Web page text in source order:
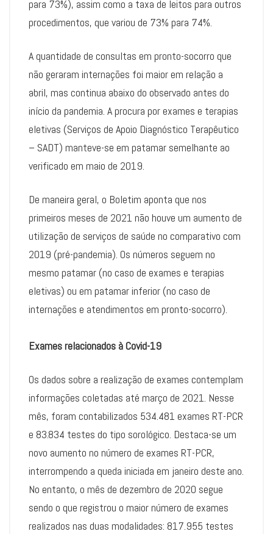
para 73%), assim como a taxa de leitos para outros
procedimentos, que variou de 73% para 74%.
A quantidade de consultas em pronto-socorro que
não geraram internações foi maior em relação a
abril, mas continua abaixo do observado antes do
início da pandemia. A procura por exames e terapias
eletivas (Serviços de Apoio Diagnóstico Terapêutico
– SADT) manteve-se em patamar semelhante ao
verificado em maio de 2019.
De maneira geral, o Boletim aponta que nos
primeiros meses de 2021 não houve um aumento de
utilização de serviços de saúde no comparativo com
2019 (pré-pandemia). Os números seguem no
mesmo patamar (no caso de exames e terapias
eletivas) ou em patamar inferior (no caso de
internações e atendimentos em pronto-socorro).
Exames relacionados à Covid-19
Os dados sobre a realização de exames contemplam
informações coletadas até março de 2021. Nesse
mês, foram contabilizados 534.481 exames RT-PCR
e 83.834 testes do tipo sorológico. Destaca-se um
novo aumento no número de exames RT-PCR,
interrompendo a queda iniciada em janeiro deste ano.
No entanto, o mês de dezembro de 2020 segue
sendo o que registrou o maior número de exames
realizados nas duas modalidades: 817.955 testes